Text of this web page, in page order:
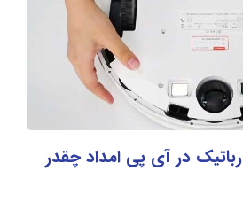
در آی‌ پی امداد چقدر